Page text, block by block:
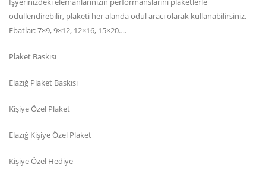
ödüllendirebilir, plaketi her alanda ödül aracı olarak kullanabilirsiniz.
Ebatlar: 7×9, 9×12, 12×16, 15×20….
Plaket Baskısı
Elazığ Plaket Baskısı
Kişiye Özel Plaket
Elazığ Kişiye Özel Plaket
Kişiye Özel Hediye